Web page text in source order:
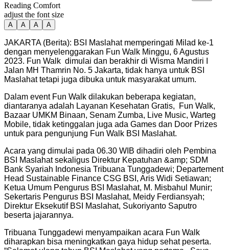
Reading Comfort
adjust the font size
A A A A
JAKARTA (Berita): BSI Maslahat memperingati Milad ke-1
dengan menyelenggarakan Fun Walk Minggu, 6 Agustus
2023. Fun Walk dimulai dan berakhir di Wisma Mandiri I
Jalan MH Thamrin No. 5 Jakarta, tidak hanya untuk BSI
Maslahat tetapi juga dibuka untuk masyarakat umum.
Dalam event Fun Walk dilakukan beberapa kegiatan,
diantaranya adalah Layanan Kesehatan Gratis, Fun Walk,
Bazaar UMKM Binaan, Senam Zumba, Live Music, Warteg
Mobile, tidak ketinggalan juga ada Games dan Door Prizes
untuk para pengunjung Fun Walk BSI Maslahat.
Acara yang dimulai pada 06.30 WIB dihadiri oleh Pembina
BSI Maslahat sekaligus Direktur Kepatuhan &amp; SDM
Bank Syariah Indonesia Tribuana Tunggadewi; Departement
Head Sustainable Finance CSG BSI, Aris Widi Setiawan;
Ketua Umum Pengurus BSI Maslahat, M. Misbahul Munir;
Sekertaris Pengurus BSI Maslahat, Meidy Ferdiansyah;
Direktur Eksekutif BSI Maslahat, Sukoriyanto Saputro
beserta jajarannya.
Tribuana Tunggadewi menyampaikan acara Fun Walk
diharapkan bisa meningkatkan gaya hidup sehat peserta.